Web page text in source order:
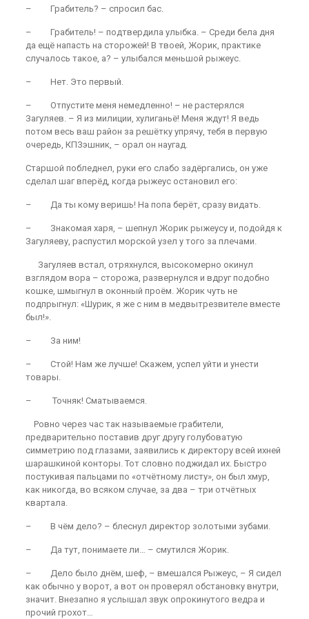
– Грабитель? – спросил бас.
– Грабитель! – подтвердила улыбка. – Среди бела дня
да ещё напасть на сторожей! В твоей, Жорик, практике
случалось такое, а? – улыбался меньшой рыжеус.
– Нет. Это первый.
– Отпустите меня немедленно! – не растерялся
Загуляев. – Я из милиции, хулиганьё! Меня ждут! Я ведь
потом весь ваш район за решётку упрячу, тебя в первую
очередь, КПЗэшник, – орал он наугад.
Старшой побледнел, руки его слабо задёргались, он уже
сделал шаг вперёд, когда рыжеус остановил его:
– Да ты кому веришь! На попа берёт, сразу видать.
– Знакомая харя, – шепнул Жорик рыжеусу и, подойдя к
Загуляеву, распустил морской узел у того за плечами.
Загуляев встал, отряхнулся, высокомерно окинул
взглядом вора – сторожа, развернулся и вдруг подобно
кошке, шмыгнул в оконный проём. Жорик чуть не
подпрыгнул: «Шурик, я же с ним в медвытрезвителе вместе
был!».
– За ним!
– Стой! Нам же лучше! Скажем, успел уйти и унести
товары.
– Точняк! Сматываемся.
Ровно через час так называемые грабители,
предварительно поставив друг другу голубоватую
симметрию под глазами, заявились к директору всей ихней
шарашкиной конторы. Тот словно поджидал их. Быстро
постукивая пальцами по «отчётному листу», он был хмур,
как никогда, во всяком случае, за два – три отчётных
квартала.
– В чём дело? – блеснул директор золотыми зубами.
– Да тут, понимаете ли… – смутился Жорик.
– Дело было днём, шеф, – вмешался Рыжеус, – Я сидел
как обычно у ворот, а вот он проверял обстановку внутри,
значит. Внезапно я услышал звук опрокинутого ведра и
прочий грохот…